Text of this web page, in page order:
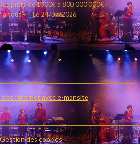
prêts de 1000€ a 800 000 000€ ✅.
a tous -✅Le 24/07/2026
site internet avec e-monsite
Gestion des cookies